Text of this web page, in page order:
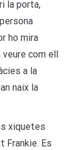
la porta,
ho mira
com ell
a la
naix la
xiquetes
Frankie. Es